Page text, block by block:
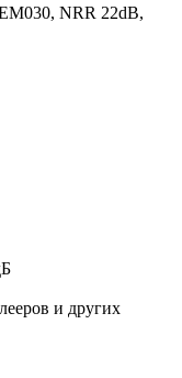
и других